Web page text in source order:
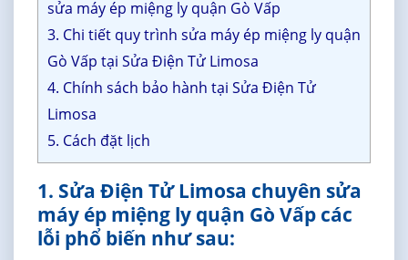
sửa máy ép miệng ly quận Gò Vấp
3. Chi tiết quy trình sửa máy ép miệng ly quận
Gò Vấp tại Sửa Điện Tử Limosa
4. Chính sách bảo hành tại Sửa Điện Tử
Limosa
5. Cách đặt lịch
1. Sửa Điện Tử Limosa chuyên sửa
máy ép miệng ly quận Gò Vấp các
lỗi phổ biến như sau: